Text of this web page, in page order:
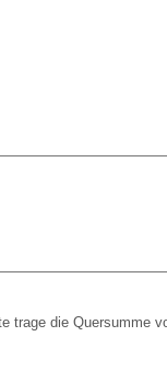
trage die Quersumme